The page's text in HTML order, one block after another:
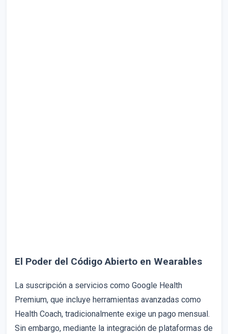
El Poder del Código Abierto en Wearables
La suscripción a servicios como Google Health
Premium, que incluye herramientas avanzadas como
Health Coach, tradicionalmente exige un pago mensual.
Sin embargo, mediante la integración de plataformas de